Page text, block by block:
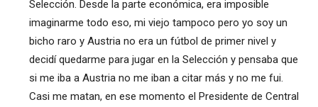
Selección. Desde la parte económica, era imposible
imaginarme todo eso, mi viejo tampoco pero yo soy un
bicho raro y Austria no era un fútbol de primer nivel y
decidí quedarme para jugar en la Selección y pensaba que
si me iba a Austria no me iban a citar más y no me fui.
Casi me matan, en ese momento el Presidente de Central